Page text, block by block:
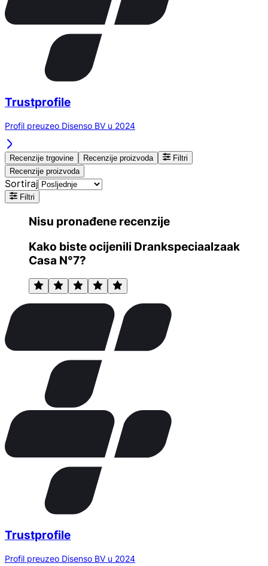
Trustprofile
Profil preuzeo Disenso BV u 2024
Recenzije trgovine Recenzije proizvoda
Filtri
Recenzije proizvoda
Sortiraj
Filtri
Nisu pronađene recenzije
Kako biste ocijenili Drankspeciaalzaak
Casa N°7?
Trustprofile
Profil preuzeo Disenso BV u 2024